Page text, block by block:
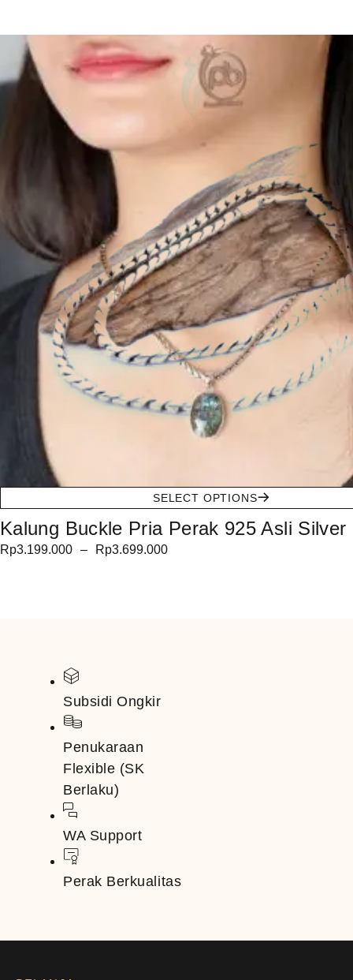
SELECT OPTIONS
Kalung Buckle Pria Perak 925 Asli Silver
Rp3.199.000 – Rp3.699.000
Subsidi Ongkir
Penukaraan
Flexible (SK
Berlaku)
WA Support
Perak Berkualitas